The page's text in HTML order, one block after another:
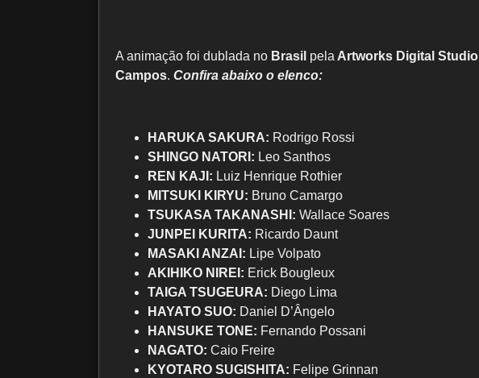
A animação foi dublada no Brasil pela Artworks Digital Studio
Campos. Confira abaixo o elenco:
HARUKA SAKURA: Rodrigo Rossi
SHINGO NATORI: Leo Santhos
REN KAJI: Luiz Henrique Rothier
MITSUKI KIRYU: Bruno Camargo
TSUKASA TAKANASHI: Wallace Soares
JUNPEI KURITA: Ricardo Daunt
MASAKI ANZAI: Lipe Volpato
AKIHIKO NIREI: Erick Bougleux
TAIGA TSUGEURA: Diego Lima
HAYATO SUO: Daniel D’Ângelo
HANSUKE TONE: Fernando Possani
NAGATO: Caio Freire
KYOTARO SUGISHITA: Felipe Grinnan